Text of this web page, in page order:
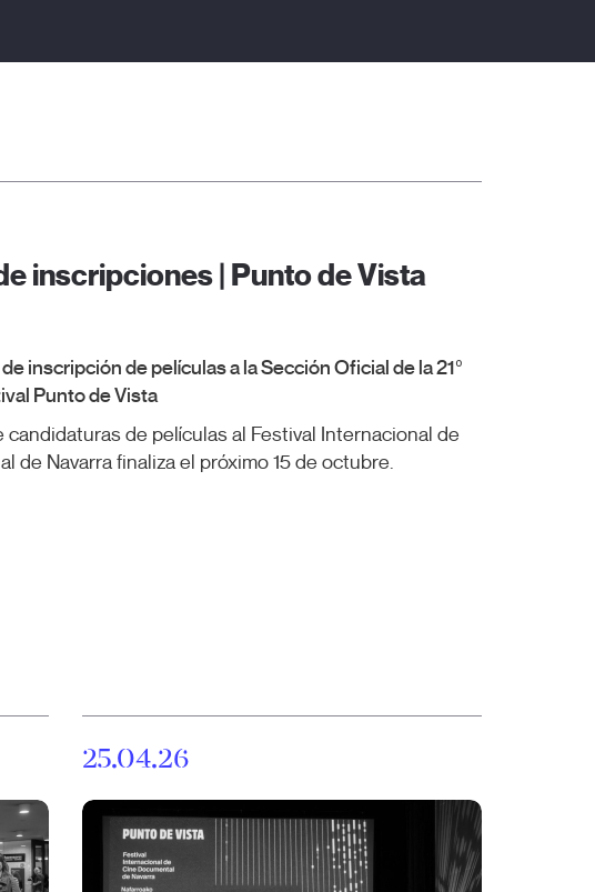
inscripciones | Punto de Vista
inscripción de películas a la Sección Oficial de la 21º
Punto de Vista
candidaturas de películas al Festival Internacional de
de Navarra finaliza el próximo 15 de octubre.
25.04.26